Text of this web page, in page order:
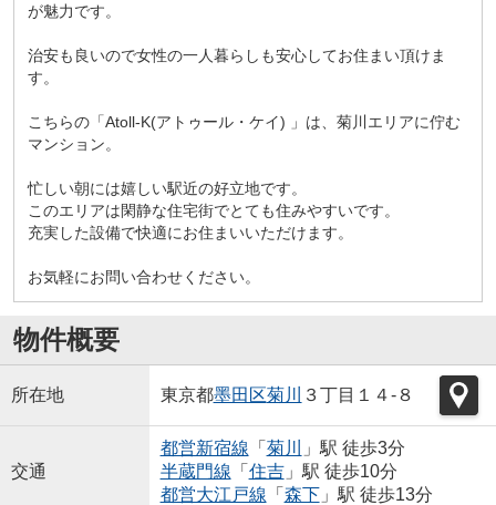
が魅力です。
治安も良いので女性の一人暮らしも安心してお住まい頂けま
す。
こちらの「Atoll-K(アトゥール・ケイ) 」は、菊川エリアに佇む
マンション。
忙しい朝には嬉しい駅近の好立地です。
このエリアは閑静な住宅街でとても住みやすいです。
充実した設備で快適にお住まいいただけます。
お気軽にお問い合わせください。
物件概要
所在地 東京都墨田区菊川 ３丁目１４-８
交通
都営新宿線 「 菊川
」駅 徒歩3分
半蔵門線 「 住吉」駅 徒歩10分
都営大江戸線 「 森下」駅 徒歩13分